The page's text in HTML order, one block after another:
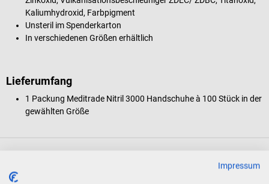
Kaliumhydroxid, Farbpigment
Unsteril im Spenderkarton
In verschiedenen Größen erhältlich
Lieferumfang
1 Packung Meditrade Nitril 3000 Handschuhe à 100 Stück in der
gewählten Größe
Impressum